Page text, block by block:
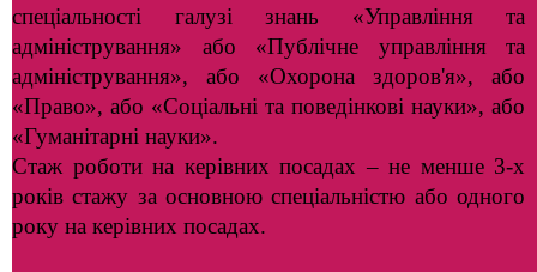
спеціальності галузі знань «Управління та
адміністрування» або «Публічне управління та
адміністрування», або «Охорона здоров'я», або
«Право», або «Соціальні та поведінкові науки», або
«Гуманітарні науки».
Стаж роботи на керівних посадах – не менше 3-х
років стажу за основною спеціальністю або одного
року на керівних посадах.